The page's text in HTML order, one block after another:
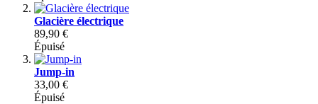
Glacière électrique
89,90 €
Épuisé
Jump-in
33,00 €
Épuisé